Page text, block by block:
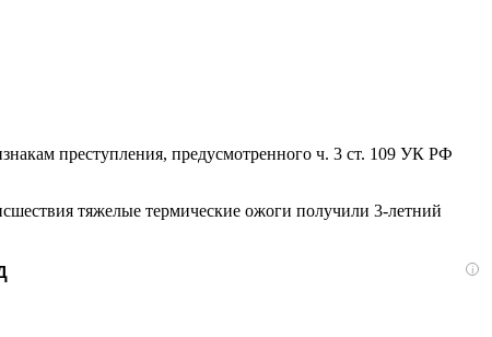
преступления, предусмотренного ч. 3 ст. 109 УК РФ
тяжелые термические ожоги получили 3-летний
i